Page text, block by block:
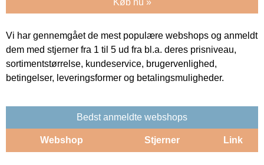
Vi har gennemgået de mest populære webshops og anmeldt
dem med stjerner fra 1 til 5 ud fra bl.a. deres prisniveau,
sortimentstørrelse, kundeservice, brugervenlighed,
betingelser, leveringsformer og betalingsmuligheder.
Bedst anmeldte webshops
Webshop Stjerner Link